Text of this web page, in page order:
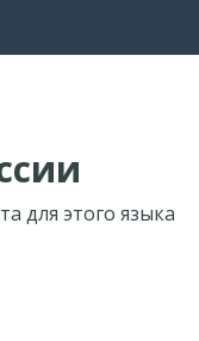
для этого языка